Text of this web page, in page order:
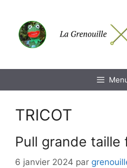
contenu
TRICOT
Pull grande taille
6 janvier 2024 par